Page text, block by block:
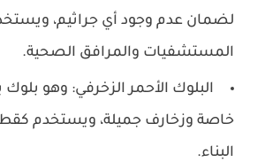
لضمان عدم وجود أي جراثيم،
المستشفيات والمرافق الصحية.
البلوك الأحمر الزخرفي: وهو
خاصة وزخارف جميلة، ويستخدم
البناء.